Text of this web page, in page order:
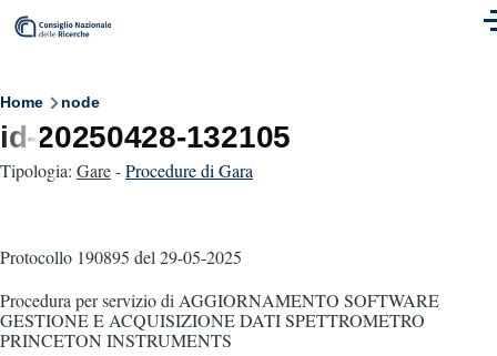
Skip to main content
Breadcrumb
Home node
id-20250428-132105
Tipologia: Gare-Procedure di Gara
Protocollo 190895 del 29-05-2025
Procedura per servizio di AGGIORNAMENTO SOFTWARE
GESTIONE E ACQUISIZIONE DATI SPETTROMETRO
PRINCETON INSTRUMENTS